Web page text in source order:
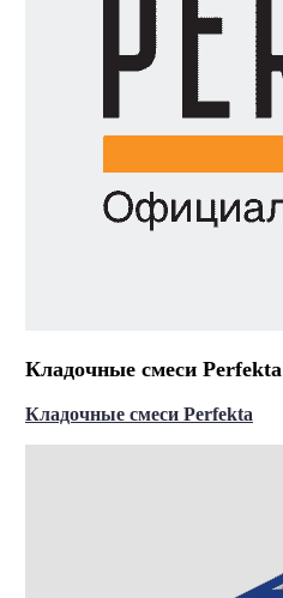
Кладочные смеси Perfekta
Кладочные смеси Perfekta